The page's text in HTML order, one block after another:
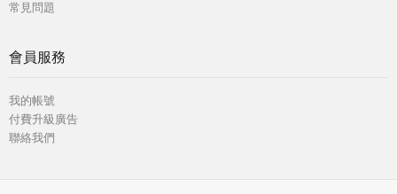
常見問題
會員服務
我的帳號
付費升級廣告
聯絡我們